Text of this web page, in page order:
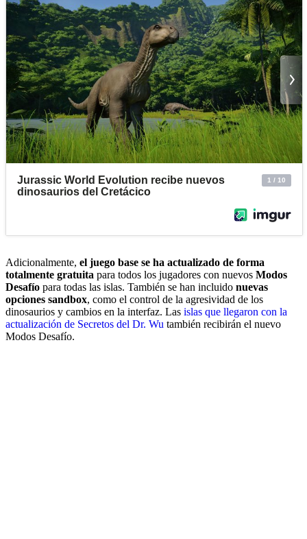
Adicionalmente, el juego base se ha actualizado de forma
totalmente gratuita para todos los jugadores con nuevos Modos
Desafío para todas las islas. También se han incluido nuevas
opciones sandbox, como el control de la agresividad de los
dinosaurios y cambios en la interfaz. Las islas que llegaron con la
actualización de Secretos del Dr. Wu también recibirán el nuevo
Modos Desafío.